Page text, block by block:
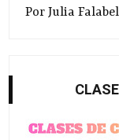
Por Julia